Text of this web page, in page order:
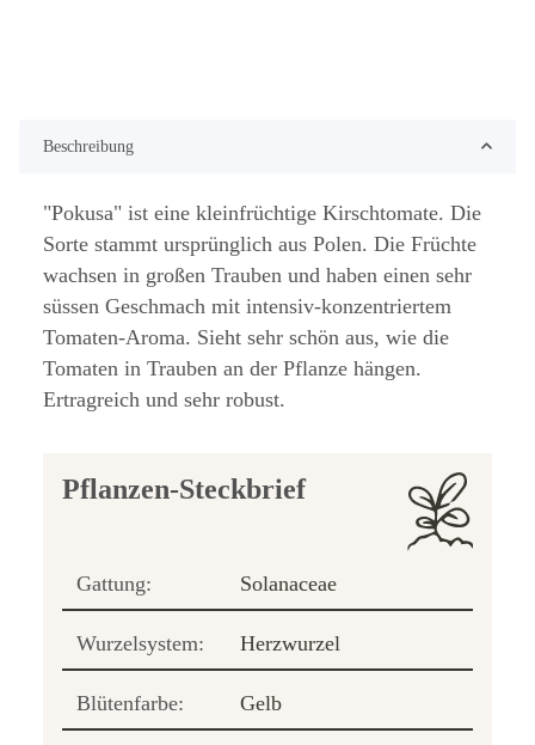
Beschreibung
"Pokusa" ist eine kleinfrüchtige Kirschtomate. Die
Sorte stammt ursprünglich aus Polen. Die Früchte
wachsen in großen Trauben und haben einen sehr
süssen Geschmach mit intensiv-konzentriertem
Tomaten-Aroma. Sieht sehr schön aus, wie die
Tomaten in Trauben an der Pflanze hängen.
Ertragreich und sehr robust.
Pflanzen-Steckbrief
Gattung: Solanaceae
Wurzelsystem: Herzwurzel
Blütenfarbe: Gelb